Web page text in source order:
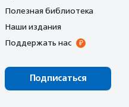
Полезная библиотека
Наши издания
Поддержать нас
Подписаться